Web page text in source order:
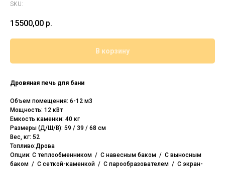
SKU:
15500,00 р.
В корзину
Дровяная печь для бани
Объем помещения: 6-12 м3
Мощность: 12 кВт
Емкость каменки: 40 кг
Размеры (Д/Ш/В): 59 / 39 / 68 см
Вес, кг: 52
Топливо:Дрова
Опции: С теплообменником / С навесным баком / С выносным
баком / С сеткой-каменкой / С парообразователем / С экран-